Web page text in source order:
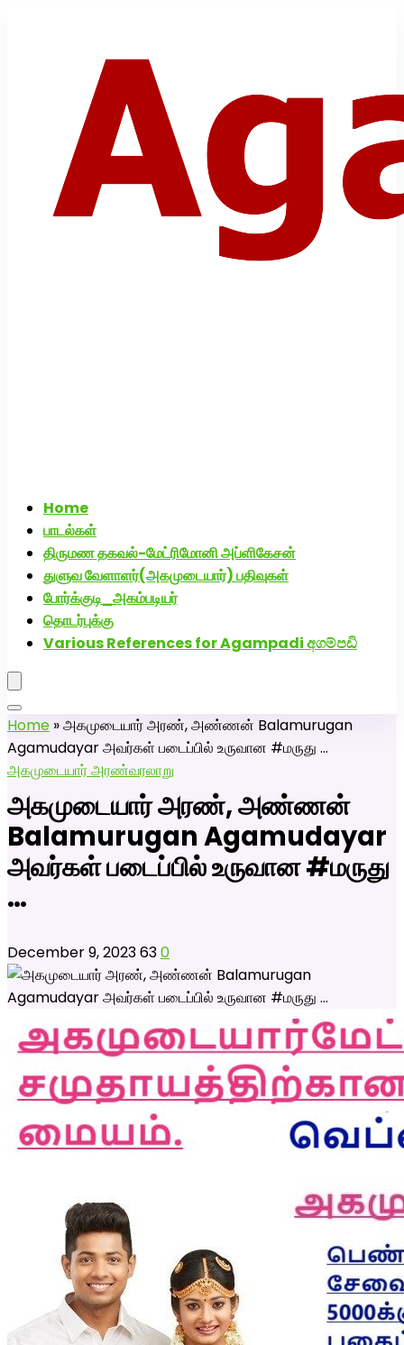
Home
பாடல்கள்
திருமண தகவல்-மேட்ரிமோனி அப்ளிகேசன்
துளுவ வேளாளர்(அகமுடையார்) பதிவுகள்
போர்க்குடி_அகம்படியர்
தொடர்புக்கு
Various References for Agampadi අගම්පඩි
Home »அகமுடையார் அரண், அண்ணன் Balamurugan
Agamudayar அவர்கள் படைப்பில் உருவான #மருது …
அகமுடையார் அரண்வரலாறு
அகமுடையார் அரண், அண்ணன்
Balamurugan Agamudayar
அவர்கள் படைப்பில் உருவான #மருது
…
December 9, 2023630